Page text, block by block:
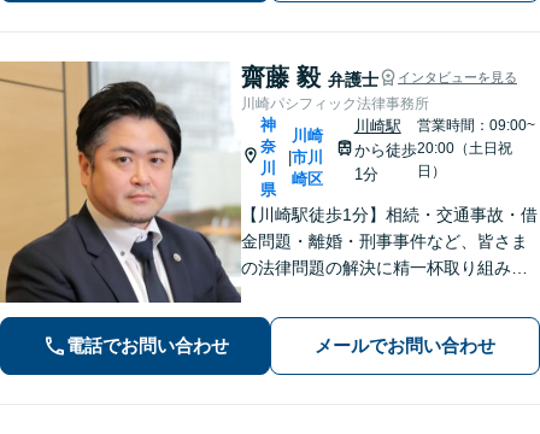
齋藤 毅 弁護士 インタビューを見る
川崎パシフィック法律事務所
神
奈
川
県
|
川崎
市川
崎区
川崎駅
から徒歩
1分
営業時間：09:00~
20:00（土日祝
日）
【川崎駅徒歩1分】相続・交通事故・借
金問題・離婚・刑事事件など、皆さま
の法律問題の解決に精一杯取り組みま
ークの軽さに自信あり。費用の負担を
最小限にするよう努めています。【地
元密着】クチコミ・リピーター多数。
電話でお問い合わせ メールでお問い合わせ